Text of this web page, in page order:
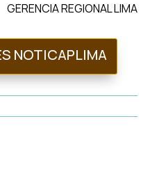
GERENCIA REGIONAL LIMA
NOTICAPLIMA